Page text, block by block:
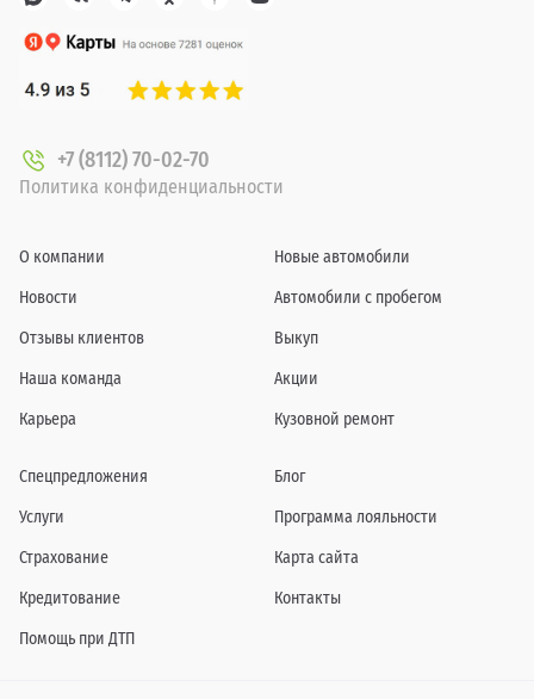
+7 (8112) 70-02-70
Политика конфиденциальности
О компании
Новости
Отзывы клиентов
Наша команда
Карьера
Новые автомобили
Автомобили с пробегом
Выкуп
Акции
Кузовной ремонт
Спецпредложения
Услуги
Страхование
Кредитование
Помощь при ДТП
Блог
Программа лояльности
Карта сайта
Контакты